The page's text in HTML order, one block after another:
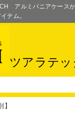
アルミパニアケース
テム。
ツアラテ